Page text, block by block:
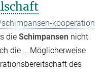
kooperation
die Schimpansen nicht
die … Möglicherweise
des